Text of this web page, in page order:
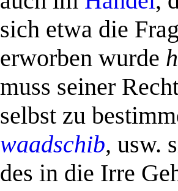
sich etwa die
erworben wurde
muss seiner
selbst zu
waadschib, usw.
des in die Irre